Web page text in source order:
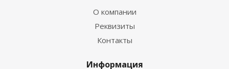
О компании
Реквизиты
Контакты
Информация